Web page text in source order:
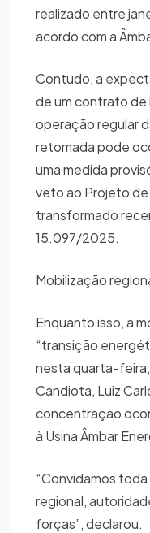
realizado entre
acordo com a
Contudo, a
de um contrato de
operação regular
retomada pode
uma medida
veto ao Projeto
transformado
15.097/2025.
Mobilização
Enquanto isso, a
“transição
nesta quarta-
Candiota, Luiz
concentração
à Usina Âmbar
“Convidamos
regional,
forças”, declarou.